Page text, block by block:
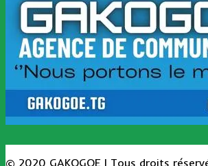
© 2020 GAKOGOE | Tous droits